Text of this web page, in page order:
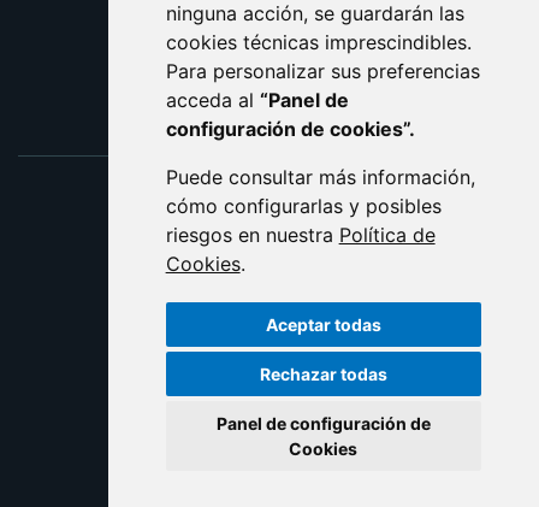
ninguna acción, se guardarán las
cookies técnicas imprescindibles.
Para personalizar sus preferencias
acceda al “Panel de
configuración de cookies”.
Puede consultar más información,
cómo configurarlas y posibles
riesgos en nuestra Política de
Cookies.
Aceptar todas
Rechazar todas
Panel de configuración de
Cookies
ENLACE EXTERNO AL